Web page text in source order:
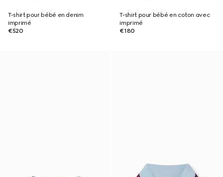
T-shirt pour bébé en denim
imprimé
€520
T-shirt pour bébé en coton avec
imprimé
€180